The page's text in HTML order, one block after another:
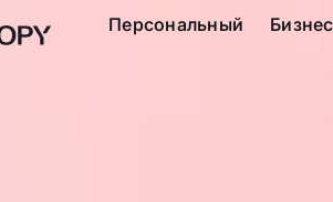
Персональный Бизнес